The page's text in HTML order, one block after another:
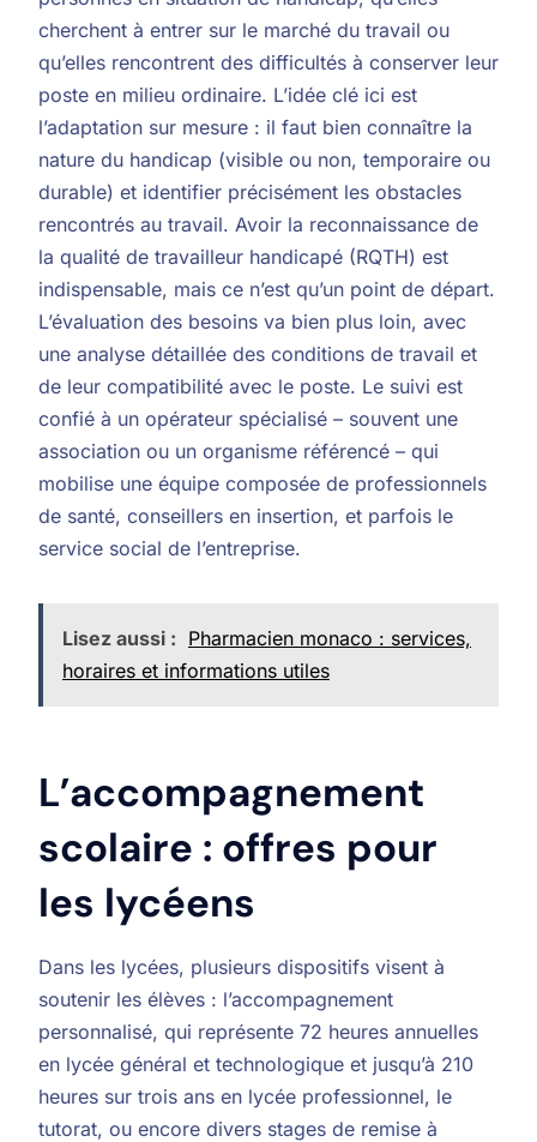
cherchent à entrer sur le marché du travail ou
qu’elles rencontrent des difficultés à conserver leur
poste en milieu ordinaire. L’idée clé ici est
l’adaptation sur mesure : il faut bien connaître la
nature du handicap (visible ou non, temporaire ou
durable) et identifier précisément les obstacles
rencontrés au travail. Avoir la reconnaissance de
la qualité de travailleur handicapé (RQTH) est
indispensable, mais ce n’est qu’un point de départ.
L’évaluation des besoins va bien plus loin, avec
une analyse détaillée des conditions de travail et
de leur compatibilité avec le poste. Le suivi est
confié à un opérateur spécialisé – souvent une
association ou un organisme référencé – qui
mobilise une équipe composée de professionnels
de santé, conseillers en insertion, et parfois le
service social de l’entreprise.
Lisez aussi : Pharmacien monaco : services,
horaires et informations utiles
L’accompagnement
scolaire : offres pour
les lycéens
Dans les lycées, plusieurs dispositifs visent à
soutenir les élèves : l’accompagnement
personnalisé, qui représente 72 heures annuelles
en lycée général et technologique et jusqu’à 210
heures sur trois ans en lycée professionnel, le
tutorat, ou encore divers stages de remise à